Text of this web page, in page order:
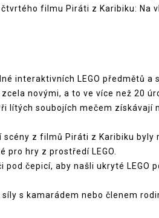
filmu Piráti z Karibiku: Na
interaktivních LEGO předmětů a
novými, a to ve více než 20
lítých soubojích mečem získávají
z filmů Piráti z Karibiku byly
pro hry z prostředí LEGO.
čepicí, aby našli ukryté LEGO
s kamarádem nebo členem